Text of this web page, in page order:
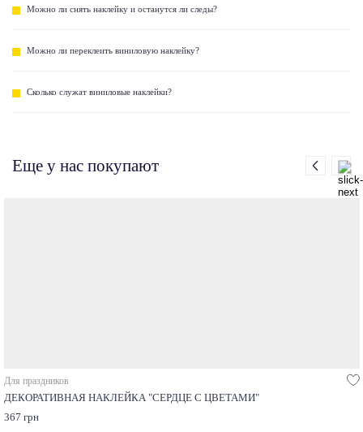
Можно ли снять наклейку и останутся ли следы?
Можно ли переклеить виниловую наклейку?
Сколько служат виниловые наклейки?
Еще у нас покупают
Для праздников
ДЕКОРАТИВНАЯ НАКЛЕЙКА "СЕРДЦЕ С ЦВЕТАМИ"
367 грн